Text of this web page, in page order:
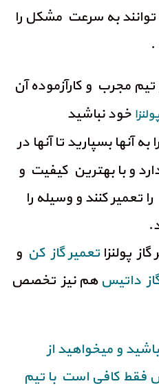
به سرعت مشکل را
.
تیم مجرب و کارآزموده آن
خود نباشید
به آنها بسپارید تا آنها در
و با بهترین کیفیت و
کنند و وسیله را
پولنزا تعمیر گاز کن و
داتیس هم نیز تخصص
و میخواهید از
فقط کافی است با تیم